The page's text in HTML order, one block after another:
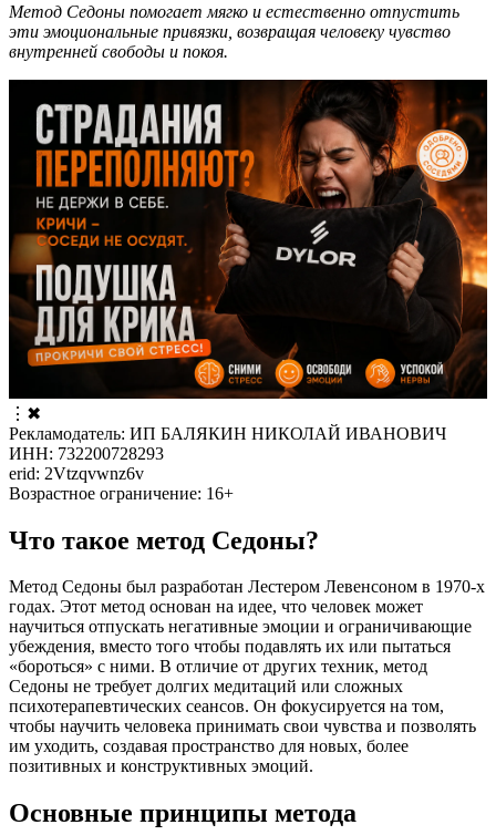
Метод Седоны помогает мягко и естественно отпустить
эти эмоциональные привязки, возвращая человеку чувство
внутренней свободы и покоя.
⋮ ✖
Рекламодатель: ИП БАЛЯКИН НИКОЛАЙ ИВАНОВИЧ
ИНН: 732200728293
erid: 2Vtzqvwnz6v
Возрастное ограничение: 16+
Что такое метод Седоны?
Метод Седоны был разработан Лестером Левенсоном в 1970-х
годах. Этот метод основан на идее, что человек может
научиться отпускать негативные эмоции и ограничивающие
убеждения, вместо того чтобы подавлять их или пытаться
«бороться» с ними. В отличие от других техник, метод
Седоны не требует долгих медитаций или сложных
психотерапевтических сеансов. Он фокусируется на том,
чтобы научить человека принимать свои чувства и позволять
им уходить, создавая пространство для новых, более
позитивных и конструктивных эмоций.
Основные принципы метода